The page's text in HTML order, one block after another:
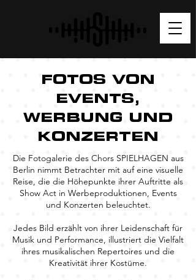
FOTOS VON
EVENTS,
WERBUNG UND
KONZERTEN
Die Fotogalerie des Chors SPIELHAGEN aus
Berlin nimmt Betrachter mit auf eine visuelle
Reise, die die Höhepunkte ihrer Auftritte als
Show Act in Werbeproduktionen, Events
und Konzerten beleuchtet.
Jedes Bild erzählt von ihrer Leidenschaft für
Musik und Performance, illustriert die Vielfalt
ihres musikalischen Repertoires und die
Kreativität ihrer Kostüme.